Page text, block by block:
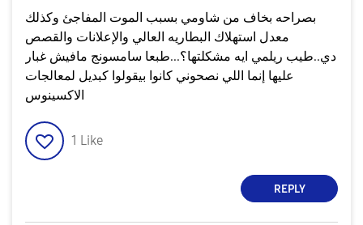
بصراحه بخاف من شاومي بسبب الموت المفاجئ وكذلك
معدل استهلاك البطاريه العالي والإعلانات والقصص
دي..طيب ريلمي ايه مشكلتها؟...طبعا سامسونج مافيش غبار
عليها إنما اللي نصحوني كانوا بيقولوا كبديل لمعالجات
الاكسينوس
1 Like
REPLY